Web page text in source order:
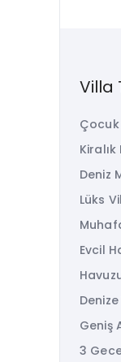
Villa
Kiralık
Deniz
Lüks
Evcil
Geniş
3